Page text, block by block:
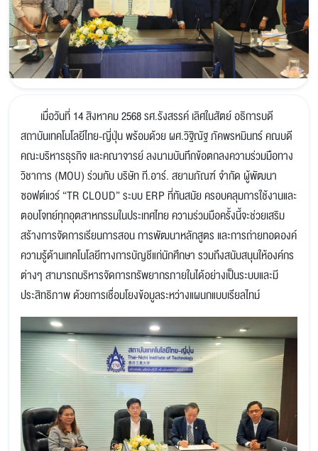
เมื่อวันที่ 14 สิงหาคม 2568 รศ.รังสรรค์ เลิศในสัตย์ อธิการบดี
สถาบันเทคโนโลยีไทย-ญี่ปุ่น พร้อมด้วย ผศ.วิฐิณัฐ ภัคพรหมินทร์ คณบดี
คณะบริหารธุรกิจ และคณาจารย์ ลงนามบันทึกข้อตกลงความร่วมมือทาง
วิชาการ (MOU) ร่วมกับ บริษัท ที.อาร์. สยามภัณฑ์ จำกัด ผู้พัฒนา
ซอฟต์แวร์ “TR CLOUD” ระบบ ERP ที่ทันสมัย ครอบคลุมการใช้งานและ
ตอบโจทย์ทุกอุตสาหกรรมในประเทศไทย ความร่วมมือครั้งนี้จะช่วยเสริม
สร้างการจัดการเรียนการสอน การพัฒนาหลักสูตร และการถ่ายทอดองค์
ความรู้ด้านเทคโนโลยีทางการบัญชีแก่นักศึกษา รวมถึงสนับสนุนให้องค์กร
ต่างๆ สามารถบริหารจัดการทรัพยากรภายในได้อย่างเป็นระบบและมี
ประสิทธิภาพ ด้วยการเชื่อมโยงข้อมูลระหว่างแผนกแบบเรียลไทม์